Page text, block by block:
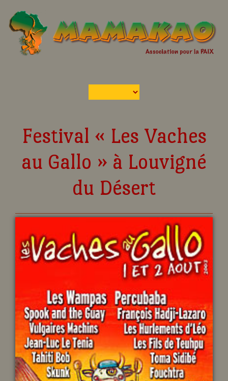
Festival « Les Vaches
au Gallo » à Louvigné
du Désert